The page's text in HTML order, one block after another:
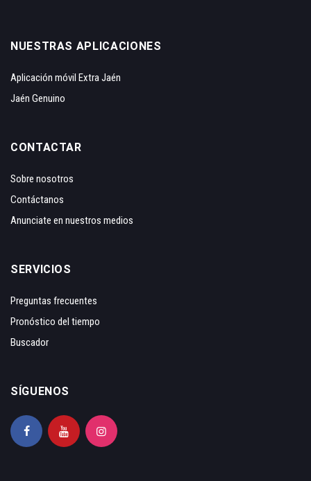
NUESTRAS APLICACIONES
Aplicación móvil Extra Jaén
Jaén Genuino
CONTACTAR
Sobre nosotros
Contáctanos
Anunciate en nuestros medios
SERVICIOS
Preguntas frecuentes
Pronóstico del tiempo
Buscador
SÍGUENOS